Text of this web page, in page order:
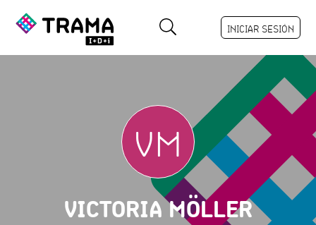
INICIAR SESIÓN
VM
VICTORIA MÖLLER